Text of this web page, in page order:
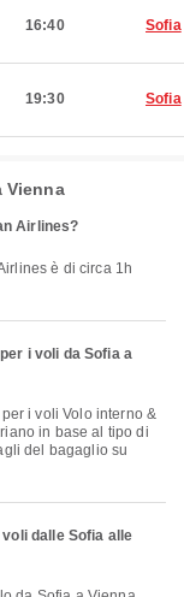
16:40 Sofia
19:30 Sofia
Vienna
Airlines?
i voli da Sofia a
in base al tipo di
del bagaglio su
dalle Sofia alle